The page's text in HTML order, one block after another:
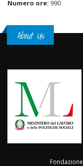
Numero ore: 990
About Us